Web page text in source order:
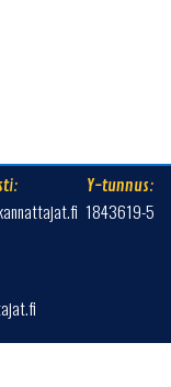
Y-tunnus:
1843619-5